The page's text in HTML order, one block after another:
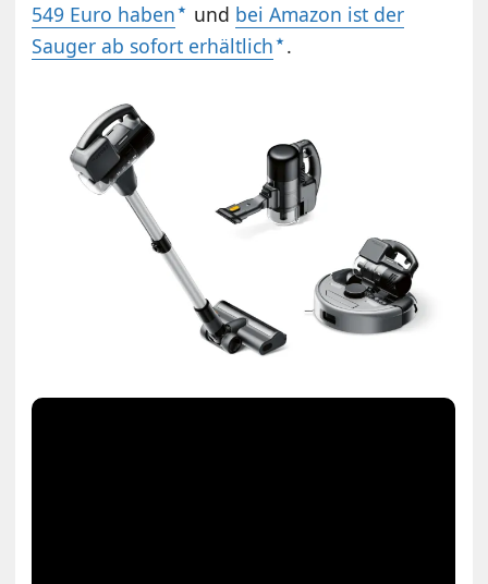
549 Euro haben
und bei Amazon ist der
Sauger ab sofort erhältlich .